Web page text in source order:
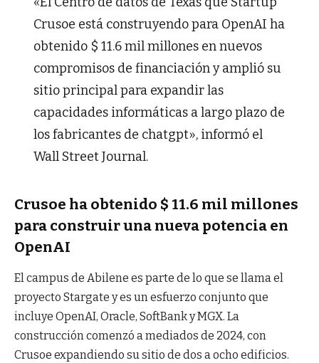
Crusoe está construyendo para OpenAI ha
obtenido $ 11.6 mil millones en nuevos
compromisos de financiación y amplió su
sitio principal para expandir las
capacidades informáticas a largo plazo de
los fabricantes de chatgpt», informó el
Wall Street Journal.
Crusoe ha obtenido $ 11.6 mil millones
para construir una nueva potencia en
OpenAI
El campus de Abilene es parte de lo que se llama el
proyecto Stargate y es un esfuerzo conjunto que
incluye OpenAI, Oracle, SoftBank y MGX. La
construcción comenzó a mediados de 2024, con
Crusoe expandiendo su sitio de dos a ocho edificios.